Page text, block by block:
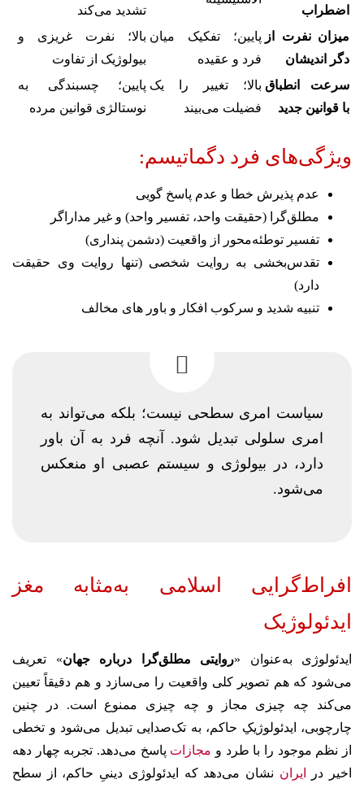
اضطراب
تشدید می‌کند
میزان نفرت از
دگر اندیشان
پایین؛ تفکیک میان
فرد و عقیده
بالا؛ نفرت غریزی و
بیولوژیک از تفاوت
سرعت انطباق
با قوانین جدید
بالا؛ تغییر را یک
فضیلت می‌بیند
پایین؛ چسبندگی به
نوستالژی قوانین مرده
ویژگی‌های فرد دگماتیسم:
عدم پذیرش خطا و عدم پاسخ گویی
مطلق‌گرا (حقیقت واحد، تفسیر واحد) و غیر مداراگر
تفسیر توطئه‌محور از واقعیت (دشمن پنداری)
تقدس‌بخشی به روایت شخصی (تنها روایت وی حقیقت
دارد)
تنبیه شدید و سرکوب افکار و باور های مخالف
سیاست امری سطحی نیست؛ بلکه می‌تواند به
امری سلولی تبدیل شود. آنچه فرد به آن باور
دارد، در بیولوژی و سیستم عصبی او منعکس
می‌شود.
افراط‌گرایی اسلامی به‌مثابه مغز
ایدئولوژیک
ایدئولوژی به‌عنوان «روایتی مطلق‌گرا درباره جهان» تعریف
می‌شود که هم تصویر کلی واقعیت را می‌سازد و هم دقیقاً تعیین
می‌کند چه چیزی مجاز و چه چیزی ممنوع است. در چنین
چارچوبی، ایدئولوژیکِ حاکم، به تک‌صدایی تبدیل می‌شود و تخطی
از نظم موجود را با طرد و مجازات پاسخ می‌دهد. تجربه چهار دهه
اخیر در
ایران نشان می‌دهد که ایدئولوژی دینیِ حاکم، از سطح